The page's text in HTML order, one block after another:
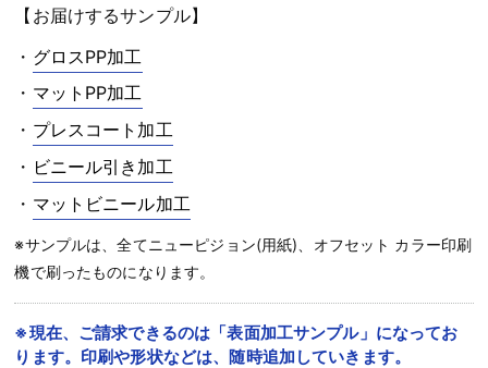
【お届けするサンプル】
・ グロスPP加工
・ マットPP加工
・ プレスコート加工
・ ビニール引き加工
・ マットビニール加工
※サンプルは、全てニューピジョン(用紙)、オフセット カラー印刷
機で刷ったものになります。
※現在、ご請求できるのは「表面加工サンプル」になってお
ります。印刷や形状などは、随時追加していきます。